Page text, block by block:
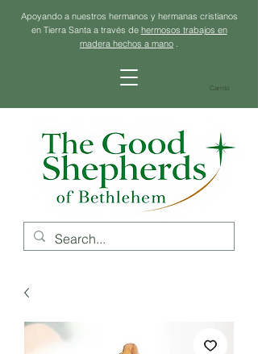
Apoyando a nuestros hermanos y hermanas cristianos
en Tierra Santa a través de hermosos trabajos en
madera hechos a mano .
Carrito